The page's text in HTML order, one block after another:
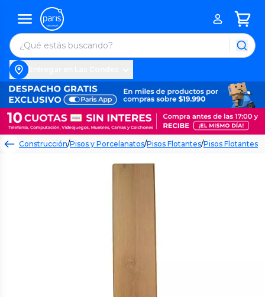
Construcción/Pisos y Porcelanatos/Pisos Flotantes/Pisos Flotantes